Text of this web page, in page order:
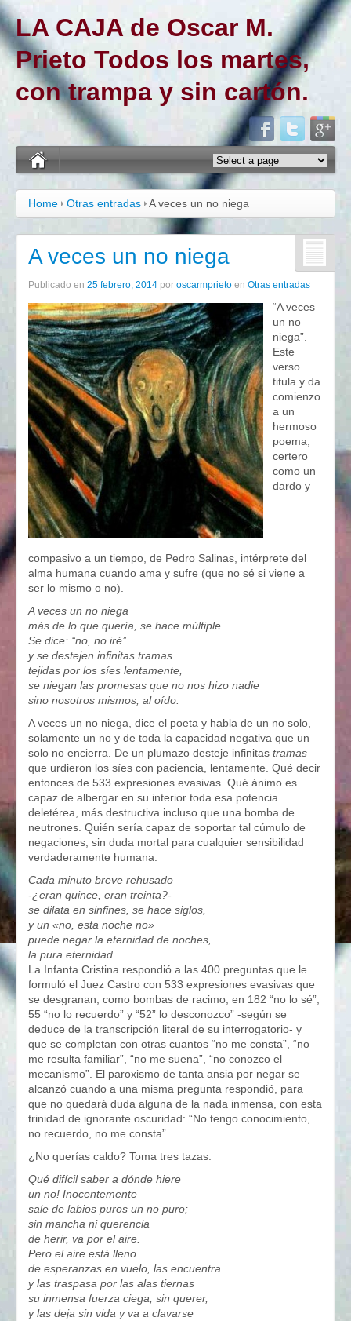
LA CAJA de Oscar M.
Prieto Todos los martes,
con trampa y sin cartón.
Home Otras entradas A veces un no niega
A veces un no niega
Publicado en 25 febrero, 2014 por oscarmprieto en Otras entradas
“A veces
un no
niega”.
Este
verso
titula y da
comienzo
a un
hermoso
poema,
certero
como un
dardo y
compasivo a un tiempo, de Pedro Salinas, intérprete del
alma humana cuando ama y sufre (que no sé si viene a
ser lo mismo o no).
A veces un no niega
más de lo que quería, se hace múltiple.
Se dice: ‘‘no, no iré’’
y se destejen infinitas tramas
tejidas por los síes lentamente,
se niegan las promesas que no nos hizo nadie
sino nosotros mismos, al oído.
A veces un no niega, dice el poeta y habla de un no solo,
solamente un no y de toda la capacidad negativa que un
solo no encierra. De un plumazo desteje infinitas tramas
que urdieron los síes con paciencia, lentamente. Qué decir
entonces de 533 expresiones evasivas. Qué ánimo es
capaz de albergar en su interior toda esa potencia
deletérea, más destructiva incluso que una bomba de
neutrones. Quién sería capaz de soportar tal cúmulo de
negaciones, sin duda mortal para cualquier sensibilidad
verdaderamente humana.
Cada minuto breve rehusado
-¿eran quince, eran treinta?-
se dilata en sinfines, se hace siglos,
y un «no, esta noche no»
puede negar la eternidad de noches,
la pura eternidad.
La Infanta Cristina respondió a las 400 preguntas que le
formuló el Juez Castro con 533 expresiones evasivas que
se desgranan, como bombas de racimo, en 182 “no lo sé”,
55 “no lo recuerdo” y “52” lo desconozco” -según se
deduce de la transcripción literal de su interrogatorio- y
que se completan con otras cuantos “no me consta”, “no
me resulta familiar”, “no me suena”, “no conozco el
mecanismo”. El paroxismo de tanta ansia por negar se
alcanzó cuando a una misma pregunta respondió, para
que no quedará duda alguna de la nada inmensa, con esta
trinidad de ignorante oscuridad: “No tengo conocimiento,
no recuerdo, no me consta”
¿No querías caldo? Toma tres tazas.
Qué difícil saber a dónde hiere
un no! Inocentemente
sale de labios puros un no puro;
sin mancha ni querencia
de herir, va por el aire.
Pero el aire está lleno
de esperanzas en vuelo, las encuentra
y las traspasa por las alas tiernas
su inmensa fuerza ciega, sin querer,
y las deja sin vida y va a clavarse